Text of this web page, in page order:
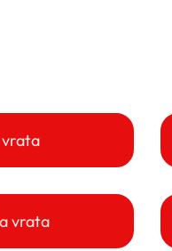
vrata